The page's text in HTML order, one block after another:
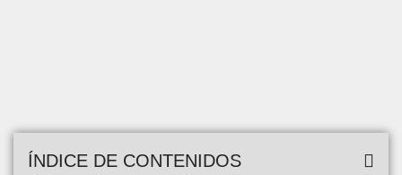
ÍNDICE DE CONTENIDOS